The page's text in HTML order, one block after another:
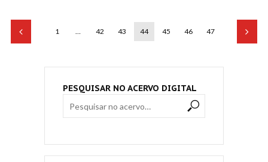
1 … 42 43 44 45 46 47
PESQUISAR NO ACERVO DIGITAL